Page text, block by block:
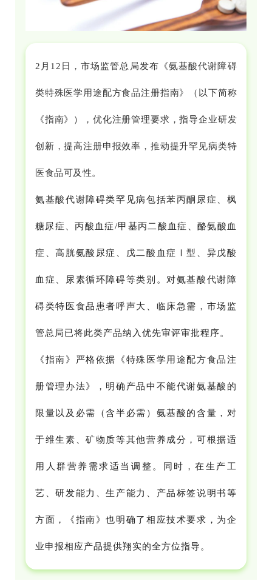
2月12日，市场监管总局发布《氨基酸代谢障碍
类特殊医学用途配方食品注册指南》（以下简称
《指南》），优化注册管理要求，指导企业研发
创新，提高注册申报效率，推动提升罕见病类特
医食品可及性。
氨基酸代谢障碍类罕见病包括苯丙酮尿症、枫
糖尿症、丙酸血症/甲基丙二酸血症、酪氨酸血
症、高胱氨酸尿症、戊二酸血症Ⅰ型、异戊酸
血症、尿素循环障碍等类别。对氨基酸代谢障
碍类特医食品患者呼声大、临床急需，市场监
管总局已将此类产品纳入优先审评审批程序。
《指南》严格依据《特殊医学用途配方食品注
册管理办法》，明确产品中不能代谢氨基酸的
限量以及必需（含半必需）氨基酸的含量，对
于维生素、矿物质等其他营养成分，可根据适
用人群营养需求适当调整。同时，在生产工
艺、研发能力、生产能力、产品标签说明书等
方面，《指南》也明确了相应技术要求，为企
业申报相应产品提供翔实的全方位指导。